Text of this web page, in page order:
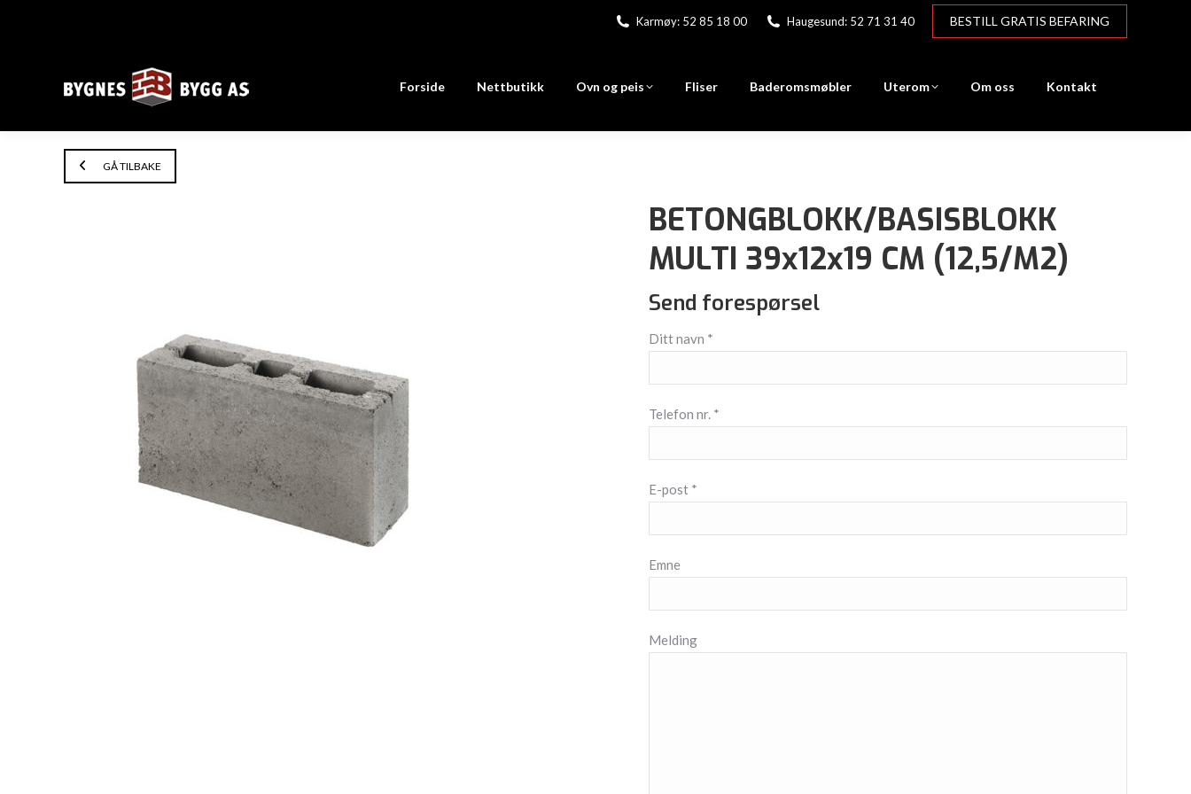
Karmøy: 52 85 18 00 Haugesund: 52 71 31 40 BESTILL GRATIS BEFARING
Forside Nettbutikk Ovn og peis Fliser Baderomsmøbler Uterom Om oss Kontakt
GÅ TILBAKE
BETONGBLOKK/BASISBLOKK
MULTI 39x12x19 CM (12,5/M2)
Send forespørsel
Ditt navn *
Telefon nr. *
E-post *
Emne
Melding